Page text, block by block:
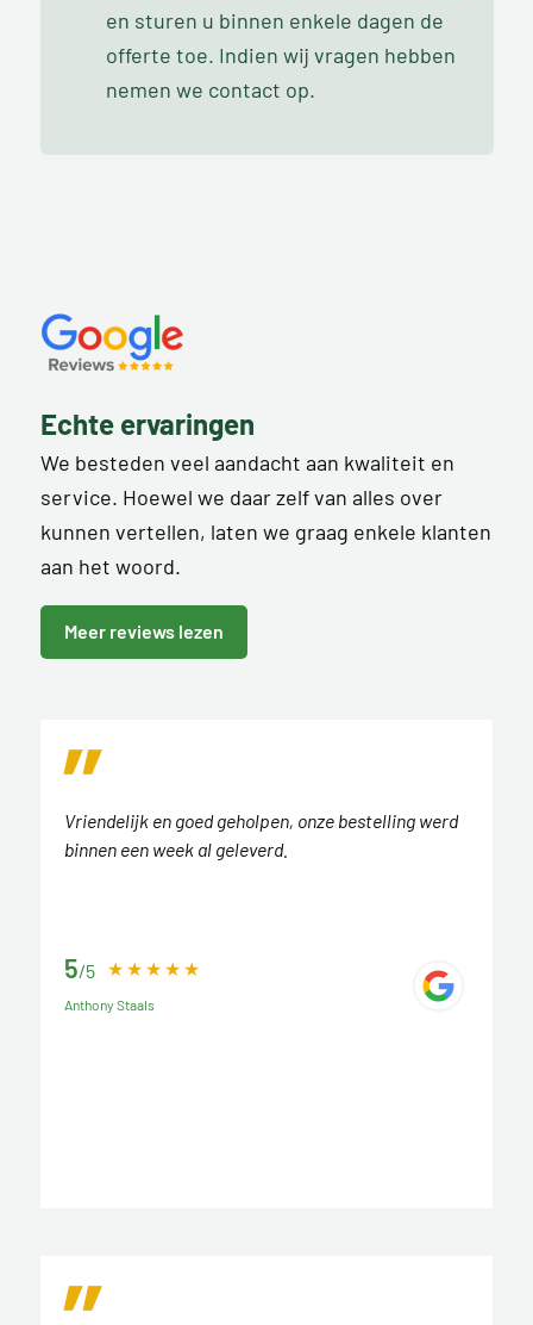
en sturen u binnen enkele dagen de
offerte toe. Indien wij vragen hebben
nemen we contact op.
Echte ervaringen
We besteden veel aandacht aan kwaliteit en
service. Hoewel we daar zelf van alles over
kunnen vertellen, laten we graag enkele klanten
aan het woord.
Meer reviews lezen
Vriendelijk en goed geholpen, onze bestelling werd
binnen een week al geleverd.
5/5
Anthony Staals